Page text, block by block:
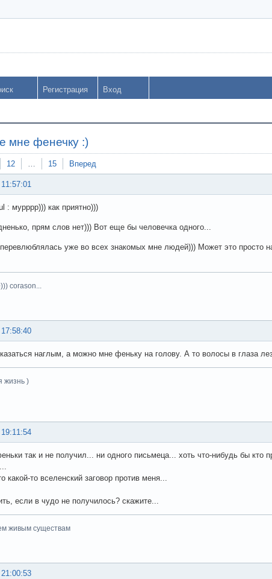
Регистрация Вход
мне фенечку :)
12 … 15 Вперед
: мурррр))) как приятно)))
прям слов нет))) Вот еще бы человечка одного...
уже во всех знакомых мне людей))) Может это просто
corason...
наглым, а можно мне феньку на голову. А то волосы в глаза
жизнь )
так и не получил... ни одного письмеца... хоть что-нибудь бы кто
какой-то вселенский заговор против меня...
если в чудо не получилось? скажите...
живым существам